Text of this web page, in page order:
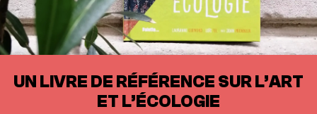
UN LIVRE DE RÉFÉRENCE SUR L’ART
ET L’ÉCOLOGIE